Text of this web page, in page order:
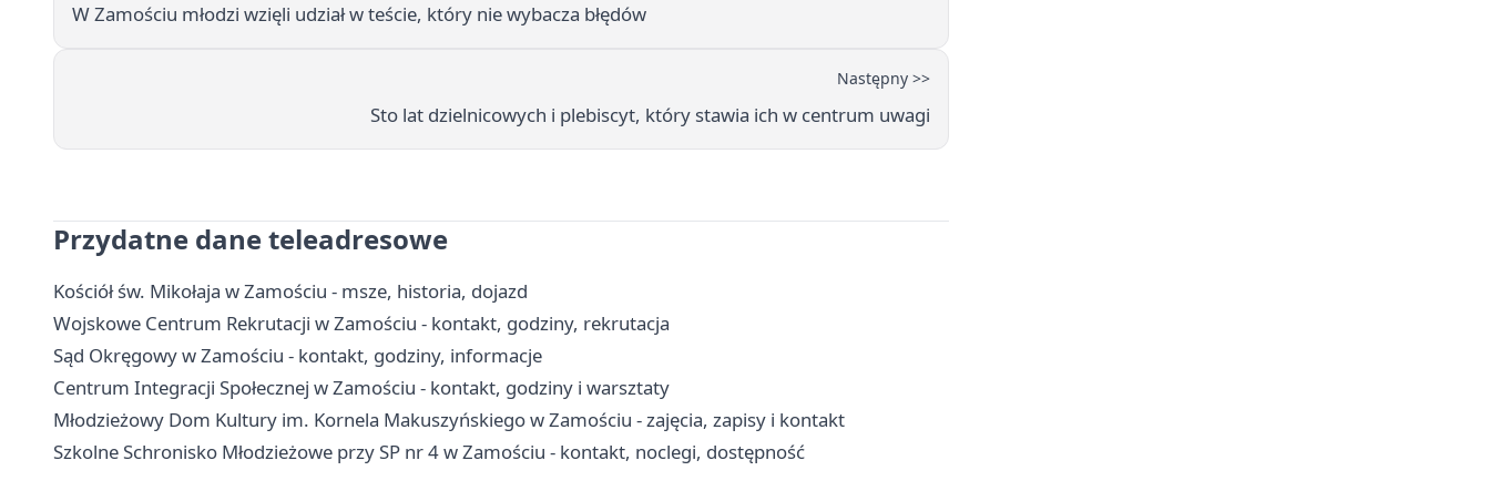
W Zamościu młodzi wzięli udział w teście, który nie wybacza błędów
Następny >>
Sto lat dzielnicowych i plebiscyt, który stawia ich w centrum uwagi
Przydatne dane teleadresowe
Kościół św. Mikołaja w Zamościu - msze, historia, dojazd
Wojskowe Centrum Rekrutacji w Zamościu - kontakt, godziny, rekrutacja
Sąd Okręgowy w Zamościu - kontakt, godziny, informacje
Centrum Integracji Społecznej w Zamościu - kontakt, godziny i warsztaty
Młodzieżowy Dom Kultury im. Kornela Makuszyńskiego w Zamościu - zajęcia, zapisy i kontakt
Szkolne Schronisko Młodzieżowe przy SP nr 4 w Zamościu - kontakt, noclegi, dostępność